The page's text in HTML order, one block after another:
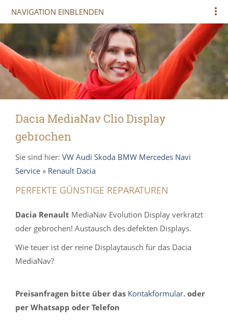
NAVIGATION EINBLENDEN
Dacia MediaNav Clio Display
gebrochen
Sie sind hier: VW Audi Skoda BMW Mercedes Navi
Service » Renault Dacia
PERFEKTE GÜNSTIGE REPARATUREN
Dacia Renault MediaNav Evolution Display verkratzt
oder gebrochen! Austausch des defekten Displays.
Wie teuer ist der reine Displaytausch für das Dacia
MediaNav?
Preisanfragen bitte über das Kontakformular. oder
per Whatsapp oder Telefon